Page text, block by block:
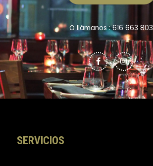
O llámanos : 616 663 803
a
c
e
b
o
o
k
I
n
s
t
a
g
r
a
SERVICIOS